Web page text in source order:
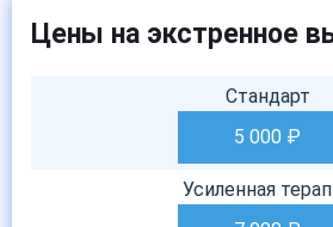
Цены на экстренное
Стандарт
5 000 ₽
Усиленная